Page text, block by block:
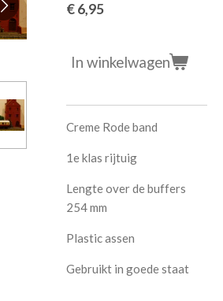
€ 6,95
In winkelwagen
Creme Rode band
1e klas rijtuig
Lengte over de buffers
254 mm
Plastic assen
Gebruikt in goede staat